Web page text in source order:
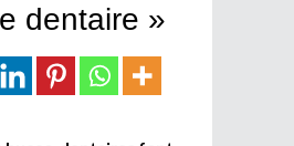
dentaire »